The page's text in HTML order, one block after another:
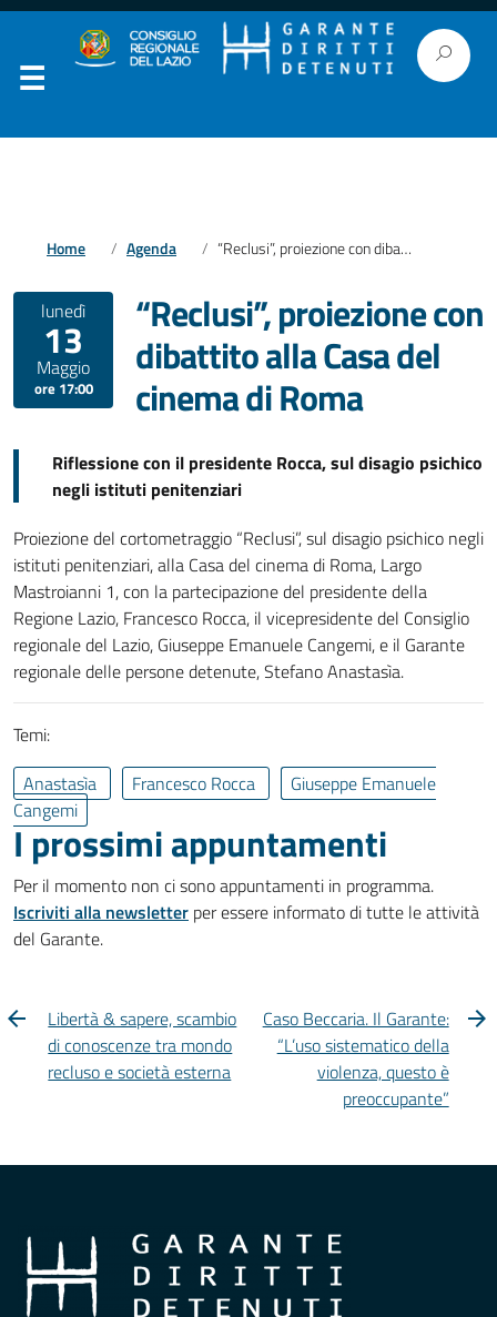
Home Agenda “Reclusi”, proiezione con dibattito alla Casa del cinema di Roma
lunedì
13
Maggio
ore 17:00
“Reclusi”, proiezione con
dibattito alla Casa del
cinema di Roma
Riflessione con il presidente Rocca, sul disagio psichico
negli istituti penitenziari
Proiezione del cortometraggio “Reclusi”, sul disagio psichico negli
istituti penitenziari, alla Casa del cinema di Roma, Largo
Mastroianni 1, con la partecipazione del presidente della
Regione Lazio, Francesco Rocca, il vicepresidente del Consiglio
regionale del Lazio, Giuseppe Emanuele Cangemi, e il Garante
regionale delle persone detenute, Stefano Anastasìa.
Temi:
Anastasìa
Francesco Rocca
Giuseppe Emanuele
Cangemi
I prossimi appuntamenti
Per il momento non ci sono appuntamenti in programma.
Iscriviti alla newsletter per essere informato di tutte le attività
del Garante.
Libertà & sapere, scambio
di conoscenze tra mondo
recluso e società esterna
Caso Beccaria. Il Garante:
“L’uso sistematico della
violenza, questo è
preoccupante”